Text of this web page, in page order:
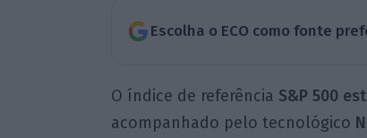
Escolha o ECO como fonte
O índice de referência S&P 500
acompanhado pelo tecnológico